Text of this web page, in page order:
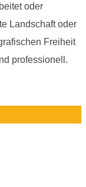
oder
Landschaft oder
Freiheit
professionell.